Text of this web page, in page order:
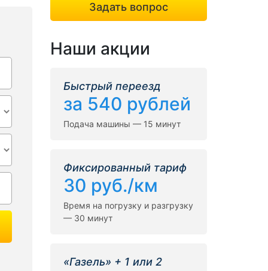
Задать вопрос
Наши акции
Быстрый переезд
за 540 рублей
Подача машины — 15 минут
Фиксированный тариф
30 руб./км
Время на погрузку и разгрузку
— 30 минут
«Газель» + 1 или 2